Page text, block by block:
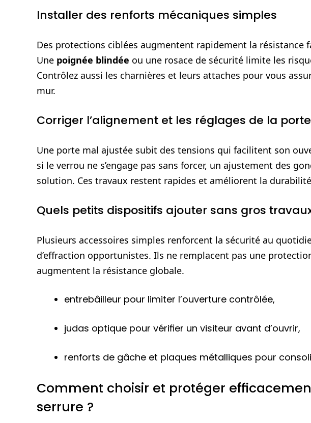
Installer des renforts mécaniques simples
Des protections ciblées augmentent rapidement la résistance
Une poignée blindée ou une rosace de sécurité limite les
Contrôlez aussi les charnières et leurs attaches pour vous
mur.
Corriger l’alignement et les réglages de la porte
Une porte mal ajustée subit des tensions qui facilitent son
si le verrou ne s’engage pas sans forcer, un ajustement des
solution. Ces travaux restent rapides et améliorent la durabilité
Quels petits dispositifs ajouter sans gros
Plusieurs accessoires simples renforcent la sécurité au
d’effraction opportunistes. Ils ne remplacent pas une
augmentent la résistance globale.
entrebâilleur pour limiter l’ouverture contrôlée,
judas optique pour vérifier un visiteur avant d’ouvrir,
renforts de gâche et plaques métalliques pour
Comment choisir et protéger
serrure ?